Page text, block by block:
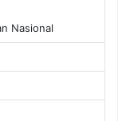
Nasional